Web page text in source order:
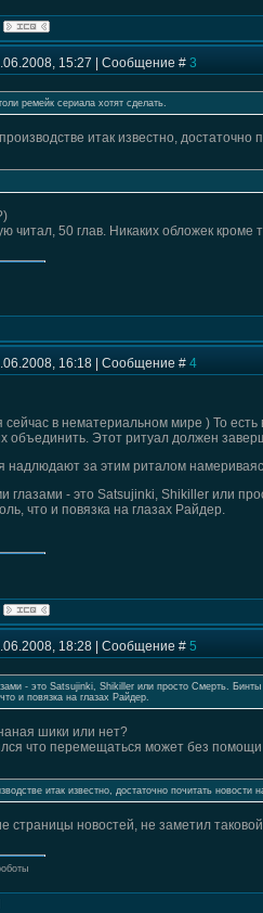
15:27 | Сообщение # 3
ремейк сериала хотят сделать.
итак известно, достаточно
читал, 50 глав. Никаких обложек кроме
16:18 | Сообщение # 4
сейчас в нематериальном мире ) То
объединить. Этот ритуал должен
надлюдают за этим риталом
глазами - это Satsujinki, Shikiller или
что и повязка на глазах Райдер.
18:28 | Сообщение # 5
- это Satsujinki, Shikiller или просто Смерть.
и повязка на глазах Райдер.
шики или нет?
что перемещаться может без помощи
итак известно, достаточно почитать новости
страницы новостей, не заметил таковой